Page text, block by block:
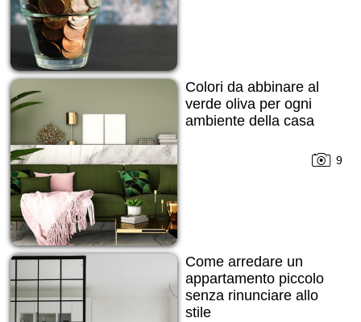
Colori da abbinare al
verde oliva per ogni
ambiente della casa
9
Come arredare un
appartamento piccolo
senza rinunciare allo
stile